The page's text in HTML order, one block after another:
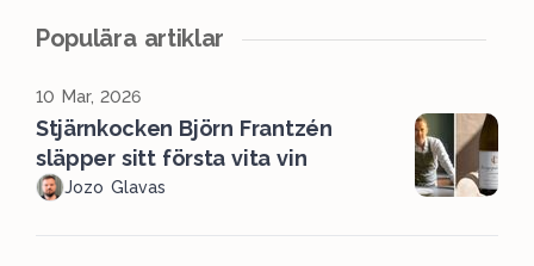
Populära artiklar
10 Mar, 2026
Stjärnkocken Björn Frantzén
släpper sitt första vita vin
Jozo Glavas